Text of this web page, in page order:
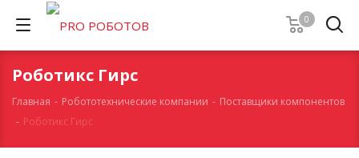
0
Роботикс Гирс
Главная - Робототехнические компании - Поставщики компонентов
- Роботикс Гирс